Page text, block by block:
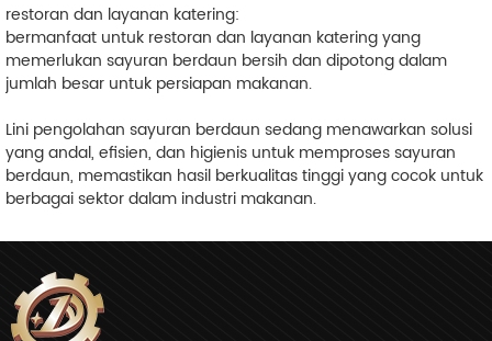
restoran dan layanan katering:
bermanfaat untuk restoran dan layanan katering yang
memerlukan sayuran berdaun bersih dan dipotong dalam
jumlah besar untuk persiapan makanan.
Lini pengolahan sayuran berdaun sedang menawarkan solusi
yang andal, efisien, dan higienis untuk memproses sayuran
berdaun, memastikan hasil berkualitas tinggi yang cocok untuk
berbagai sektor dalam industri makanan.